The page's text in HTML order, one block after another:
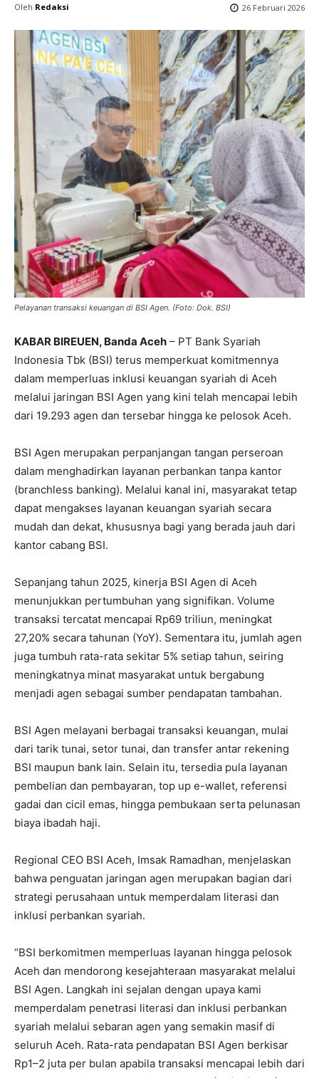
Oleh Redaksi 26 Februari 2026
Pelayanan transaksi keuangan di BSI Agen. (Foto: Dok. BSI)
KABAR BIREUEN, Banda Aceh – PT Bank Syariah
Indonesia Tbk (BSI) terus memperkuat komitmennya
dalam memperluas inklusi keuangan syariah di Aceh
melalui jaringan BSI Agen yang kini telah mencapai lebih
dari 19.293 agen dan tersebar hingga ke pelosok Aceh.
BSI Agen merupakan perpanjangan tangan perseroan
dalam menghadirkan layanan perbankan tanpa kantor
(branchless banking). Melalui kanal ini, masyarakat tetap
dapat mengakses layanan keuangan syariah secara
mudah dan dekat, khususnya bagi yang berada jauh dari
kantor cabang BSI.
Sepanjang tahun 2025, kinerja BSI Agen di Aceh
menunjukkan pertumbuhan yang signifikan. Volume
transaksi tercatat mencapai Rp69 triliun, meningkat
27,20% secara tahunan (YoY). Sementara itu, jumlah agen
juga tumbuh rata-rata sekitar 5% setiap tahun, seiring
meningkatnya minat masyarakat untuk bergabung
menjadi agen sebagai sumber pendapatan tambahan.
BSI Agen melayani berbagai transaksi keuangan, mulai
dari tarik tunai, setor tunai, dan transfer antar rekening
BSI maupun bank lain. Selain itu, tersedia pula layanan
pembelian dan pembayaran, top up e-wallet, referensi
gadai dan cicil emas, hingga pembukaan serta pelunasan
biaya ibadah haji.
Regional CEO BSI Aceh, Imsak Ramadhan, menjelaskan
bahwa penguatan jaringan agen merupakan bagian dari
strategi perusahaan untuk memperdalam literasi dan
inklusi perbankan syariah.
“BSI berkomitmen memperluas layanan hingga pelosok
Aceh dan mendorong kesejahteraan masyarakat melalui
BSI Agen. Langkah ini sejalan dengan upaya kami
memperdalam penetrasi literasi dan inklusi perbankan
syariah melalui sebaran agen yang semakin masif di
seluruh Aceh. Rata-rata pendapatan BSI Agen berkisar
Rp1–2 juta per bulan apabila transaksi mencapai lebih dari